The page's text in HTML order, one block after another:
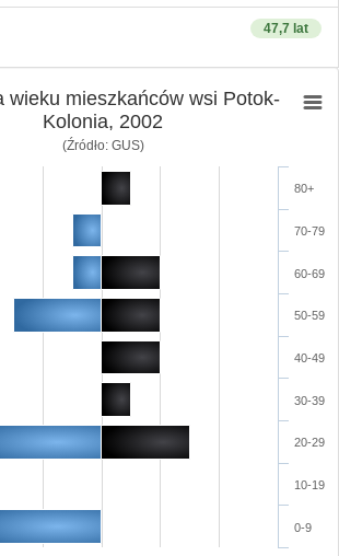
47,7 lat
wieku mieszkańców wsi Potok-
Kolonia, 2002
(Źródło: GUS)
0-9
10-19
20-29
30-39
40-49
50-59
60-69
70-79
80+